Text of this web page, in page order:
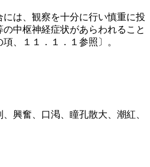
は、観察を十分に行い慎重に投
中枢神経症状があらわれること
、１１．１．１参照〕。
興奮、口渇、瞳孔散大、潮紅、